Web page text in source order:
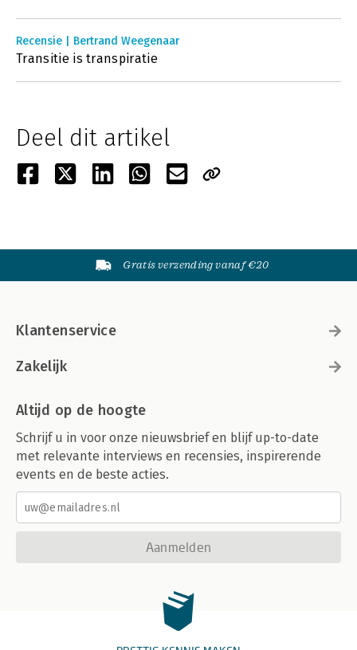
Recensie | Bertrand Weegenaar
Transitie is transpiratie
Deel dit artikel
Gratis verzending vanaf €20
Klantenservice
Zakelijk
Altijd op de hoogte
Schrijf u in voor onze nieuwsbrief en blijf up-to-date
met relevante interviews en recensies, inspirerende
events en de beste acties.
Aanmelden